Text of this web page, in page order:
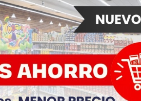
FIGHIERA GENERAL LAGOS POLICIALES